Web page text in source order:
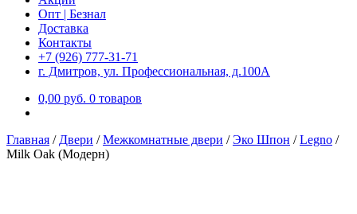
Опт | Безнал
Доставка
Контакты
+7 (926) 777-31-71
г. Дмитров, ул. Профессиональная, д.100А
0,00 руб. 0 товаров
Главная / Двери /Межкомнатные двери /Эко Шпон /Legno /
Milk Oak (Модерн)